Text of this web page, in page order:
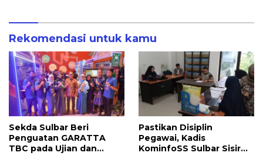
Rekomendasi untuk kamu
Sekda Sulbar Beri
Penguatan GARATTA
TBC pada Ujian dan
Pastikan Disiplin
Pegawai, Kadis
KominfoSS Sulbar Sisir